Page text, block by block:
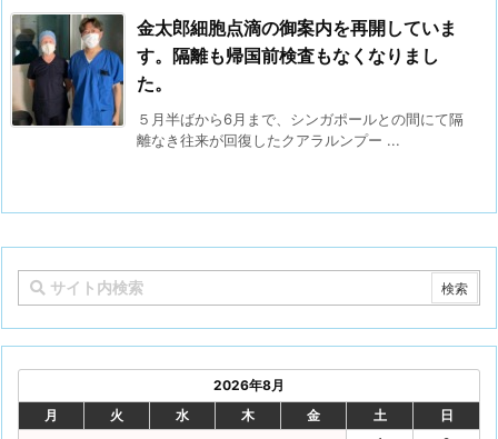
金太郎細胞点滴の御案内を再開していま
す。隔離も帰国前検査もなくなりまし
た。
５月半ばから6月まで、シンガポールとの間にて隔
離なき往来が回復したクアラルンプー ...
2026年8月
月
火 水 木 金 土
日